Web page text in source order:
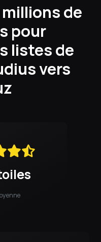
de
pour
listes de
vers